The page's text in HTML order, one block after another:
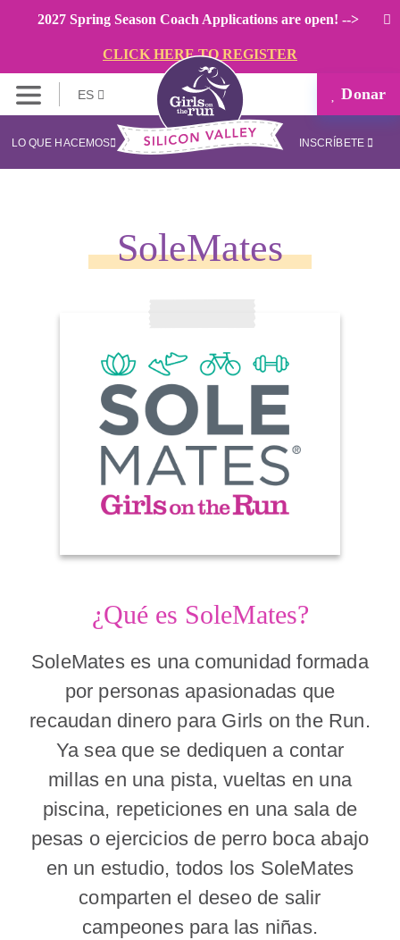
2027 Spring Season Coach Applications are open! -->
CLICK HERE TO REGISTER
ES Donar
LO QUE HACEMOS INSCRÍBETE
SoleMates
¿Qué es SoleMates?
SoleMates es una comunidad formada
por personas apasionadas que
recaudan dinero para Girls on the Run.
Ya sea que se dediquen a contar
millas en una pista, vueltas en una
piscina, repeticiones en una sala de
pesas o ejercicios de perro boca abajo
en un estudio, todos los SoleMates
comparten el deseo de salir
campeones para las niñas.